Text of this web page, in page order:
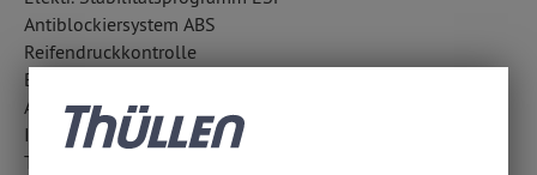
Antiblockiersystem ABS
Reifendruckkontrolle
Berganfahrhilfe
Außentemperatur Anzeige
ISOFIX Kindersitzbefestigung
Tagfahrlicht